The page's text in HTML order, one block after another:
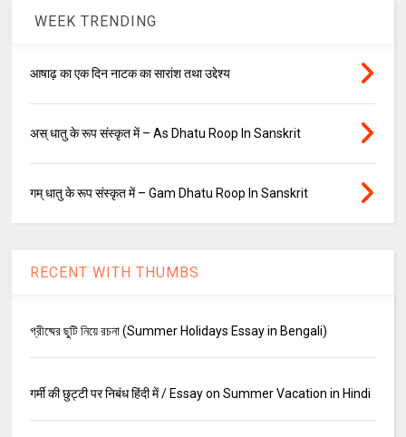
WEEK TRENDING
आषाढ़ का एक दिन नाटक का सारांश तथा उद्देश्य
अस् धातु के रूप संस्कृत में – As Dhatu Roop In Sanskrit
गम् धातु के रूप संस्कृत में – Gam Dhatu Roop In Sanskrit
RECENT WITH THUMBS
গ্রীষ্মের ছুটি নিয়ে রচনা (Summer Holidays Essay in Bengali)
गर्मी की छुट्टी पर निबंध हिंदी में / Essay on Summer Vacation in Hindi